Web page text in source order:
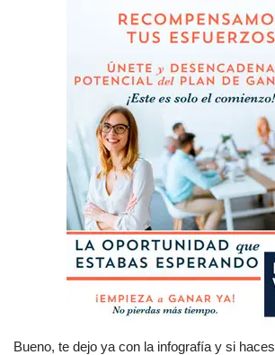
Bueno, te dejo ya con la infografía y si haces